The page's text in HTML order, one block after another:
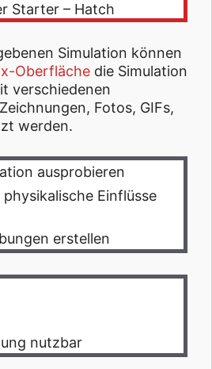
Starter – Hatch
Simulation können
Oberfläche die Simulation
verschiedenen
Fotos, GIFs,
werden.
ausprobieren
Einflüsse
erstellen
nutzbar